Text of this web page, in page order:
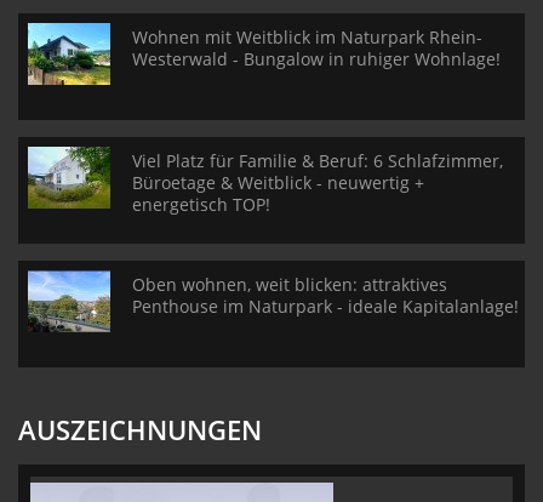
Wohnen mit Weitblick im Naturpark Rhein-
Westerwald - Bungalow in ruhiger Wohnlage!
Viel Platz für Familie & Beruf: 6 Schlafzimmer,
Büroetage & Weitblick - neuwertig +
energetisch TOP!
Oben wohnen, weit blicken: attraktives
Penthouse im Naturpark - ideale Kapitalanlage!
AUSZEICHNUNGEN